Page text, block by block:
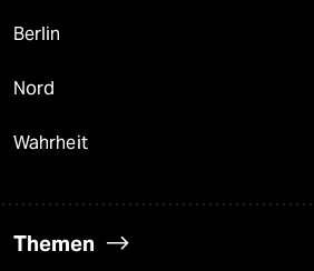
Berlin
Nord
Wahrheit
Themen